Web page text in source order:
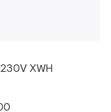
XWH